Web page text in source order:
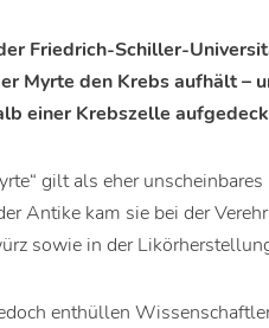
Friedrich-Schiller-
Myrte den Krebs aufhält –
einer Krebszelle
gilt als eher
Antike kam sie bei der
sowie in der
enthüllen